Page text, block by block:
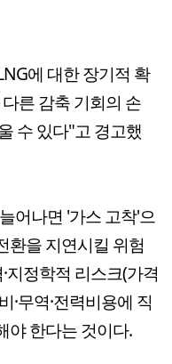
에 대한 장기적 확
른 감축 기회의 손
수 있다"고 경고했
어나면 '가스 고착'으
환을 지연시킬 위험
지정학적 리스크(가격
·무역·전력비용에 직
야 한다는 것이다.